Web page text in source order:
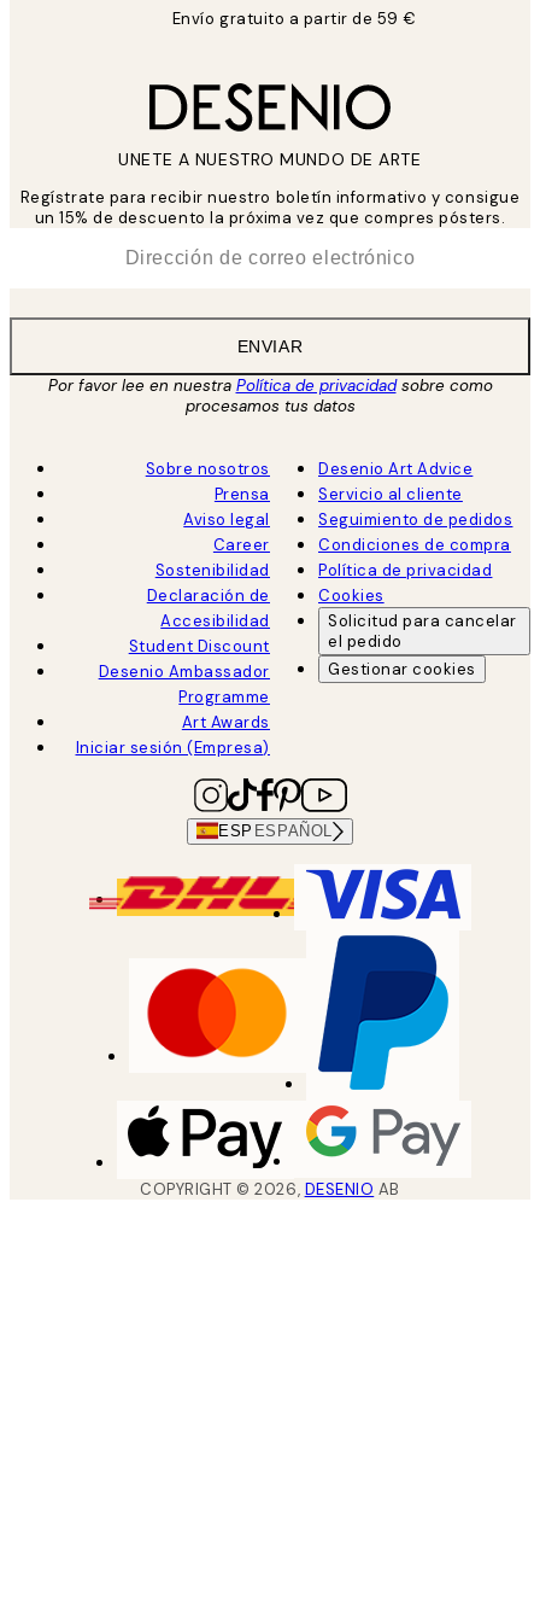
Envío gratuito a partir de 59 €
UNETE A NUESTRO MUNDO DE ARTE
Regístrate para recibir nuestro boletín informativo y consigue
un 15% de descuento la próxima vez que compres pósters.
ENVIAR
Por favor lee en nuestra Política de privacidadsobre como
procesamos tus datos
Sobre nosotros
Prensa
Aviso legal
Career
Sostenibilidad
Declaración de
Accesibilidad
Student Discount
Desenio Ambassador
Programme
Art Awards
Iniciar sesión (Empresa)
Desenio Art Advice
Servicio al cliente
Seguimiento de pedidos
Condiciones de compra
Política de privacidad
Cookies
Solicitud para cancelar
el pedido
Gestionar cookies
ESP ESPAÑOL
COPYRIGHT ©2026, DESENIO AB